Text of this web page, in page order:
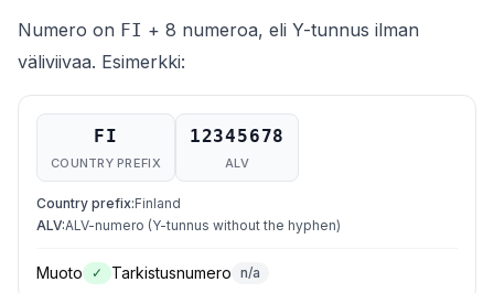
Numero on FI + 8 numeroa, eli Y-tunnus ilman
väliviivaa. Esimerkki:
FI
COUNTRY PREFIX
12345678
ALV
Country prefix:Finland
ALV:ALV-numero (Y-tunnus without the hyphen)
Muoto ✓ Tarkistusnumero n/a